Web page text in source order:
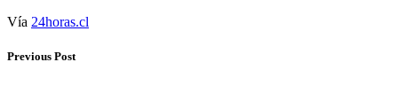
Vía 24horas.cl
Previous Post